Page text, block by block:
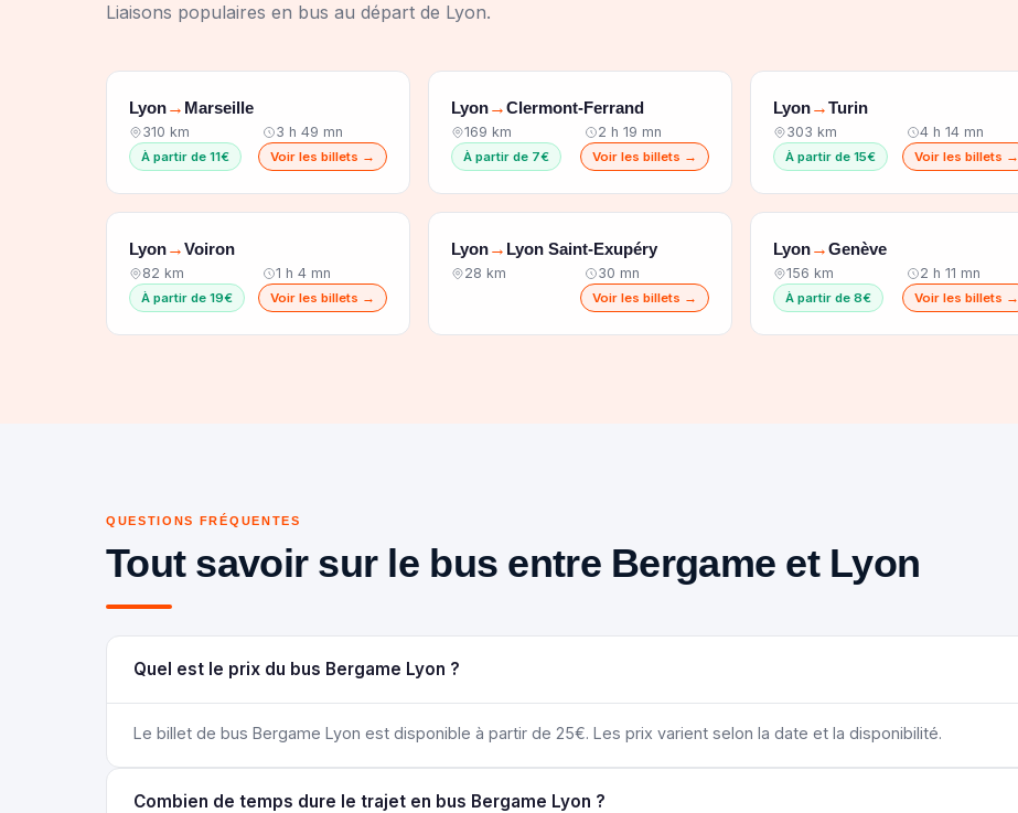
Liaisons populaires en bus au départ de Lyon.
Lyon→ Marseille
310 km 3 h 49 mn
À partir de 11€ Voir les billets →
Lyon→Clermont-Ferrand
169 km 2 h 19 mn
À partir de 7€ Voir les billets →
Lyon→Turin
303 km 4 h 14 mn
À partir de 15€ Voir les billets →
Lyon→Voiron
82 km 1 h 4 mn
À partir de 19€ Voir les billets →
Lyon→ Lyon Saint-Exupéry
28 km 30 mn
Voir les billets →
Lyon→Genève
156 km 2 h 11 mn
À partir de 8€ Voir les billets →
QUESTIONS FRÉQUENTES
Tout savoir sur le bus entre Bergame et Lyon
Quel est le prix du bus Bergame Lyon ?
Le billet de bus Bergame Lyon est disponible à partir de 25€. Les prix varient selon la date et la disponibilité.
Combien de temps dure le trajet en bus Bergame Lyon ?